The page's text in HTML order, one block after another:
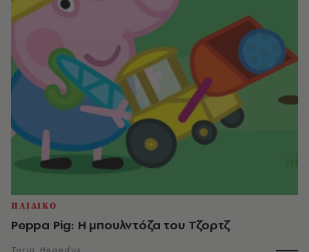
ΠΑΙΔΙΚΟ
Peppa Pig: H μπουλντόζα του Τζορτζ